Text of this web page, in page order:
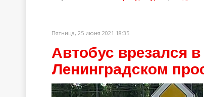
Пятница, 25 июня 2021 18:35
Автобус врезался
Ленинградском